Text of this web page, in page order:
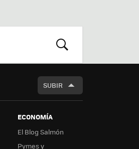
BUSCAR
SUBIR
ECONOMÍA
El Blog Salmón
Pymes y